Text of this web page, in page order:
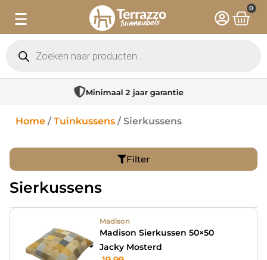
0
Sfeervolle showroom in Hattem
Home / Tuinkussens / Sierkussens
Filter
Sierkussens
Madison
Madison Sierkussen 50×50
Jacky Mosterd